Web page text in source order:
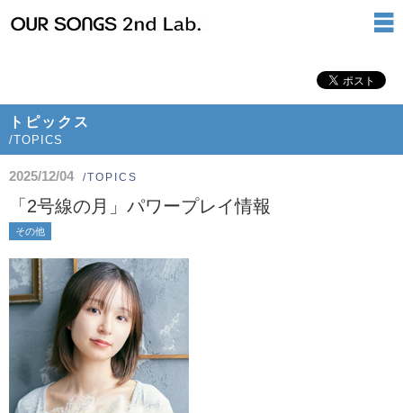
トピックス
/TOPICS
2025/12/04 /TOPICS
「2号線の月」パワープレイ情報
その他